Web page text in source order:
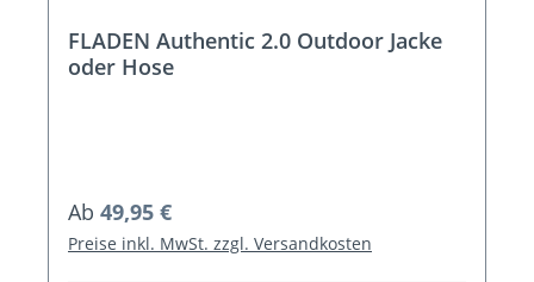
FLADEN Authentic 2.0 Outdoor Jacke
oder Hose
Regulärer Preis:
Ab 49,95 €
Preise inkl. MwSt. zzgl. Versandkosten